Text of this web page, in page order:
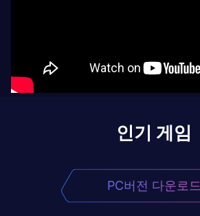
인기 게임
PC버전 다운로드